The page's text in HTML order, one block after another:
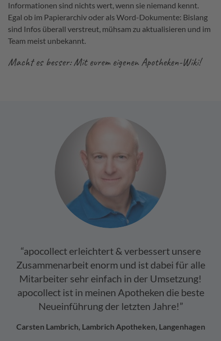
Informationen sind nichts wert, wenn sie niemand kennt.
Egal ob im Papierarchiv oder als Word-Dokumente: Bislang
sind Infos überall verstreut, mühsam zu aktualisieren und im
Team meist unbekannt.
Macht es besser: Mit eurem eigenen Apotheken-Wiki!
“apocollect erleichtert & verbessert unsere
Zusammenarbeit enorm und ist dabei für alle
Mitarbeiter sehr einfach in der Umsetzung!
apocollect ist in meinen Apotheken die beste
Neueinführung der letzten Jahre!”
Carsten Lambrich, Lambrich Apotheken, Langenhagen